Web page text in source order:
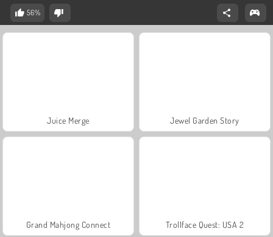
56%
Juice Merge Jewel Garden Story
Grand Mahjong Connect Trollface Quest: USA 2